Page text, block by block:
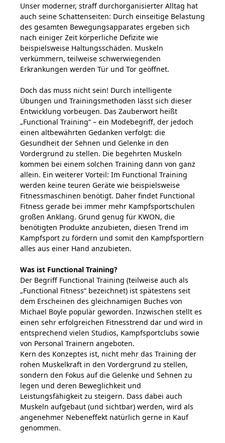
Unser moderner, straff durchorganisierter Alltag hat
auch seine Schattenseiten: Durch einseitige Belastung
des gesamten Bewegungsapparates ergeben sich
nach einiger Zeit körperliche Defizite wie
beispielsweise Haltungsschäden. Muskeln
verkümmern, teilweise schwerwiegenden
Erkrankungen werden Tür und Tor geöffnet.
Doch das muss nicht sein! Durch intelligente
Übungen und Trainingsmethoden lässt sich dieser
Entwicklung vorbeugen. Das Zauberwort heißt
„Functional Training“ – ein Modebegriff, der jedoch
einen altbewährten Gedanken verfolgt: die
Gesundheit der Sehnen und Gelenke in den
Vordergrund zu stellen. Die begehrten Muskeln
kommen bei einem solchen Training dann von ganz
allein. Ein weiterer Vorteil: Im Functional Training
werden keine teuren Geräte wie beispielsweise
Fitnessmaschinen benötigt. Daher findet Functional
Fitness gerade bei immer mehr Kampfsportschulen
großen Anklang. Grund genug für KWON, die
benötigten Produkte anzubieten, diesen Trend im
Kampfsport zu fördern und somit den Kampfsportlern
alles aus einer Hand anzubieten.
Was ist Functional Training?
Der Begriff Functional Training (teilweise auch als
„Functional Fitness“ bezeichnet) ist spätestens seit
dem Erscheinen des gleichnamigen Buches von
Michael Boyle populär geworden. Inzwischen stellt es
einen sehr erfolgreichen Fitnesstrend dar und wird in
entsprechend vielen Studios, Kampfsportclubs sowie
von Personal Trainern angeboten.
Kern des Konzeptes ist, nicht mehr das Training der
rohen Muskelkraft in den Vordergrund zu stellen,
sondern den Fokus auf die Gelenke und Sehnen zu
legen und deren Beweglichkeit und
Leistungsfähigkeit zu steigern. Dass dabei auch
Muskeln aufgebaut (und sichtbar) werden, wird als
angenehmer Nebeneffekt natürlich gerne in Kauf
genommen.